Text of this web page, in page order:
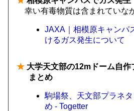
幸い有毒物質は含まれていな
JAXA｜相模原キャンパ
けるガス発生について
★ 大学天文部の12mドーム自作
まとめ
駒場祭、天文部プラネ
め - Togetter